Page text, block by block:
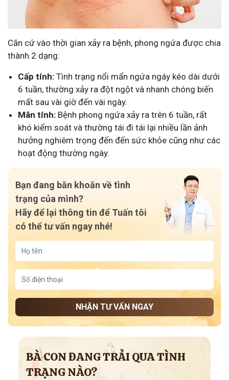
Căn cứ vào thời gian xảy ra bệnh, phong ngứa được chia
thành 2 dạng:
Cấp tính: Tình trạng nổi mẩn ngứa ngáy kéo dài dưới
6 tuần, thường xảy ra đột ngột và nhanh chóng biến
mất sau vài giờ đến vài ngày.
Mãn tính: Bệnh phong ngứa xảy ra trên 6 tuần, rất
khó kiểm soát và thường tái đi tái lại nhiều lần ảnh
hưởng nghiêm trọng đến đến sức khỏe cũng như các
hoạt động thường ngày.
Bạn đang băn khoăn về tình
trạng của mình?
Hãy để lại thông tin để Tuấn tôi
có thể tư vấn ngay nhé!
NHẬN TƯ VẤN NGAY
BÀ CON ĐANG TRẢI QUA TÌNH
TRẠNG NÀO?